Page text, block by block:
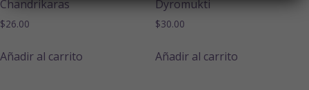
Chandrikaras
$26.00
Añadir al carrito
Dyromukti
$30.00
Añadir al carrito